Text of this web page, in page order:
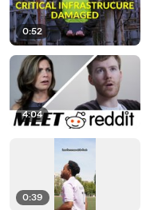
0:52
4:04
0:39